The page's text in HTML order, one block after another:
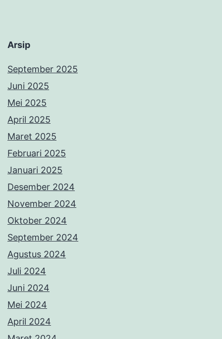
Arsip
September 2025
Juni 2025
Mei 2025
April 2025
Maret 2025
Februari 2025
Januari 2025
Desember 2024
November 2024
Oktober 2024
September 2024
Agustus 2024
Juli 2024
Juni 2024
Mei 2024
April 2024